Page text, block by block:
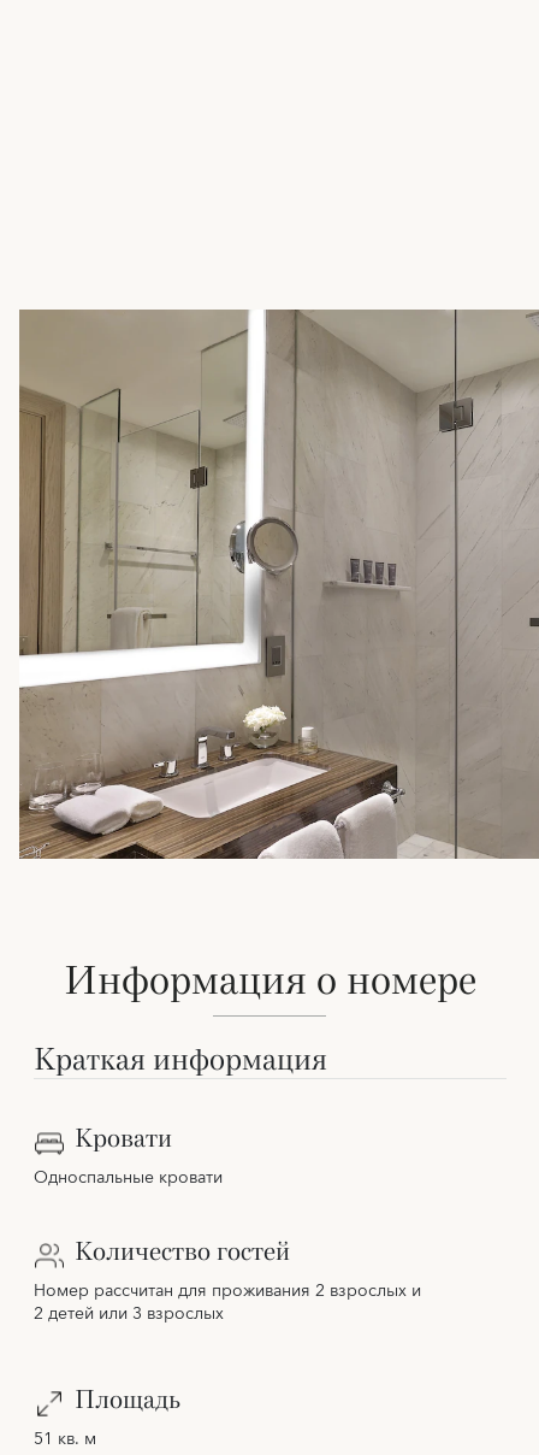
Информация о номере
Краткая информация
Кровати
Односпальные кровати
Количество гостей
Номер рассчитан для проживания 2 взрослых и
2 детей или 3 взрослых
Площадь
51 кв. м